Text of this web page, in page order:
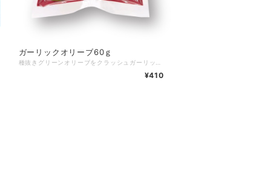
ガーリックオリーブ60ｇ
¥410